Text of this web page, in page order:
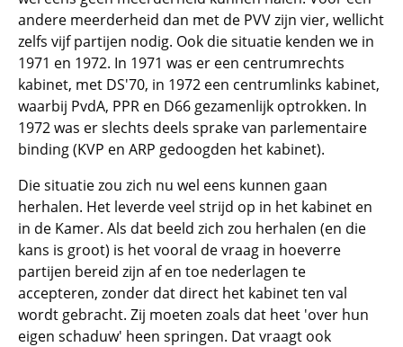
andere meerderheid dan met de PVV zijn vier, wellicht
zelfs vijf partijen nodig. Ook die situatie kenden we in
1971 en 1972. In 1971 was er een centrumrechts
kabinet, met DS'70, in 1972 een centrumlinks kabinet,
waarbij PvdA, PPR en D66 gezamenlijk optrokken. In
1972 was er slechts deels sprake van parlementaire
binding (KVP en ARP gedoogden het kabinet).
Die situatie zou zich nu wel eens kunnen gaan
herhalen. Het leverde veel strijd op in het kabinet en
in de Kamer. Als dat beeld zich zou herhalen (en die
kans is groot) is het vooral de vraag in hoeverre
partijen bereid zijn af en toe nederlagen te
accepteren, zonder dat direct het kabinet ten val
wordt gebracht. Zij moeten zoals dat heet 'over hun
eigen schaduw' heen springen. Dat vraagt ook